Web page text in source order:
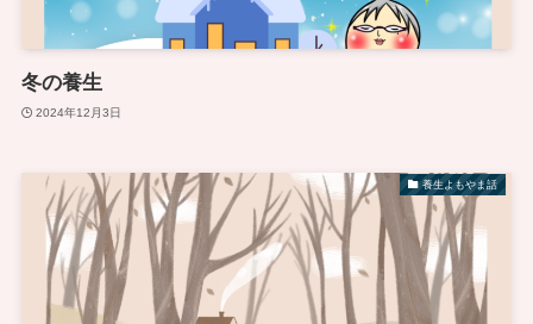
冬の養生
2024年12月3日
養生よもやま話